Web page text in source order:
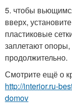
5. чтобы
вверх,
пластиковые
заплетают опоры,
продолжительно.
Смотрите ещё о
http://interior.ru-
domov